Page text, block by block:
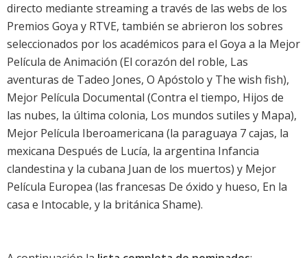
directo mediante streaming a través de las webs de los
Premios Goya y RTVE, también se abrieron los sobres
seleccionados por los académicos para el Goya a la Mejor
Película de Animación (El corazón del roble, Las
aventuras de Tadeo Jones, O Apóstolo y The wish fish),
Mejor Película Documental (Contra el tiempo, Hijos de
las nubes, la última colonia, Los mundos sutiles y Mapa),
Mejor Película Iberoamericana (la paraguaya 7 cajas, la
mexicana Después de Lucía, la argentina Infancia
clandestina y la cubana Juan de los muertos) y Mejor
Película Europea (las francesas De óxido y hueso, En la
casa e Intocable, y la británica Shame).